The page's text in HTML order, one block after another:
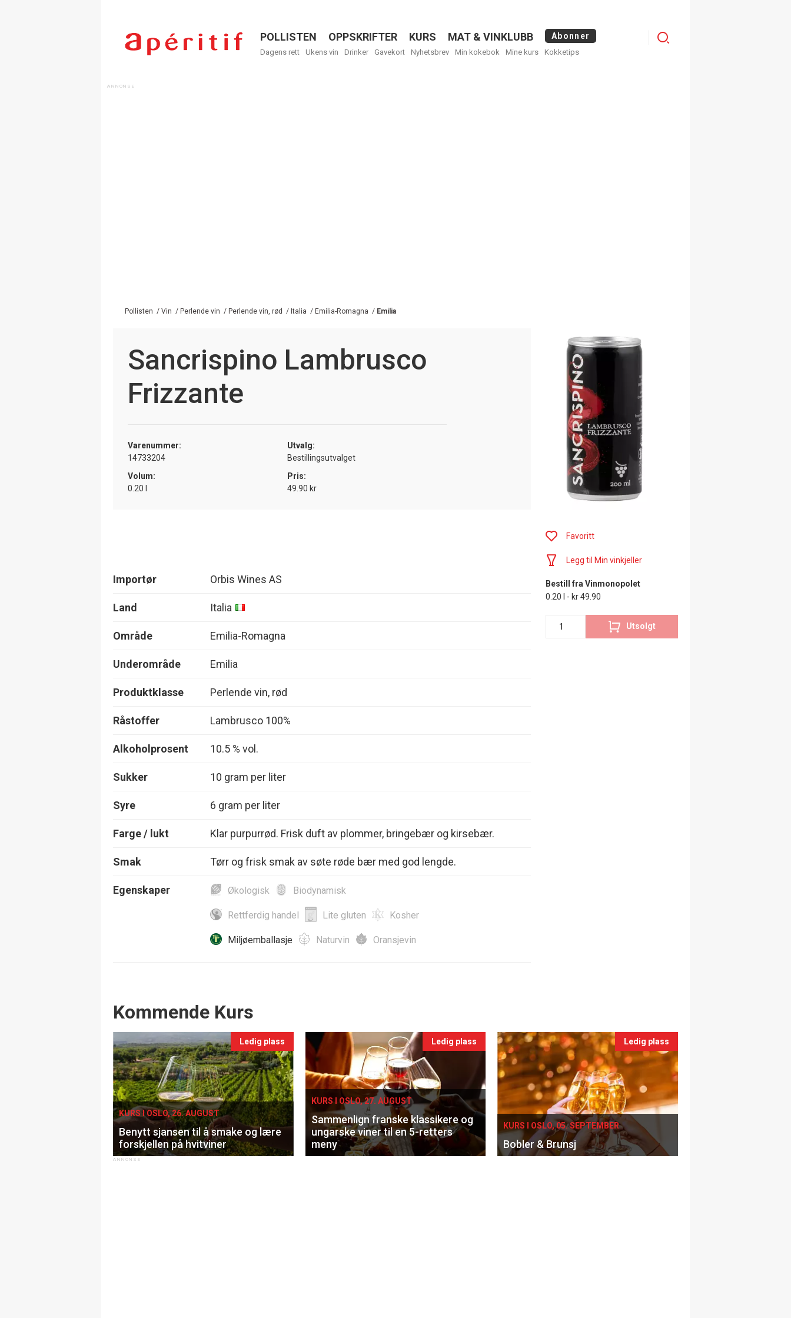
Menu
POLLISTEN OPPSKRIFTER KURS MAT & VINKLUBB Abonner
Dagens rett Ukens vin Drinker Gavekort Nyhetsbrev Min kokebok Mine kurs Kokketips
Menu
Pollisten / Vin / Perlende vin / Perlende vin, rød / Italia / Emilia-Romagna / Emilia
Sancrispino Lambrusco
Frizzante
Varenummer:
14733204
Utvalg:
Bestillingsutvalget
Volum:
0.20 l
Pris:
49.90 kr
Importør Orbis Wines AS
Land Italia
Område Emilia-Romagna
Underområde Emilia
Produktklasse Perlende vin, rød
Råstoffer Lambrusco 100%
Alkoholprosent 10.5 % vol.
Sukker 10 gram per liter
Syre 6 gram per liter
Farge / lukt Klar purpurrød. Frisk duft av plommer, bringebær og kirsebær.
Smak Tørr og frisk smak av søte røde bær med god lengde.
Egenskaper Økologisk Biodynamisk
Rettferdig handel Lite gluten Kosher
Miljøemballasje Naturvin Oransjevin
Favoritt
Legg til Min vinkjeller
Bestill fra Vinmonopolet
0.20 l - kr 49.90
Utsolgt
Events
Kommende Kurs
Ledig plass
KURS I OSLO, 26. AUGUST
Benytt sjansen til å smake og lære
forskjellen på hvitviner
Ledig plass
KURS I OSLO, 27. AUGUST
Sammenlign franske klassikere og
ungarske viner til en 5-retters
meny
Ledig plass
KURS I OSLO, 05. SEPTEMBER
Bobler & Brunsj